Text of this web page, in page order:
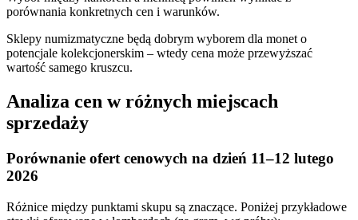
porównania konkretnych cen i warunków.
Sklepy numizmatyczne będą dobrym wyborem dla monet o
potencjale kolekcjonerskim – wtedy cena może przewyższać
wartość samego kruszcu.
Analiza cen w różnych miejscach
sprzedaży
Porównanie ofert cenowych na dzień 11–12 lutego
2026
Różnice między punktami skupu są znaczące. Poniżej przykładowe